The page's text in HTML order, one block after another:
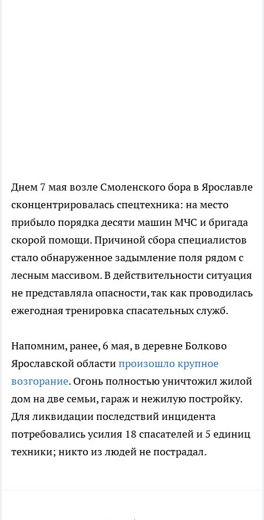
Днем 7 мая возле Смоленского бора в Ярославле
сконцентрировалась спецтехника: на место
прибыло порядка десяти машин МЧС и бригада
скорой помощи. Причиной сбора специалистов
стало обнаруженное задымление поля рядом с
лесным массивом. В действительности ситуация
не представляла опасности, так как проводилась
ежегодная тренировка спасательных служб.
Напомним, ранее, 6 мая, в деревне Болково
Ярославской областипроизошло крупное
возгорание. Огонь полностью уничтожил жилой
дом на две семьи, гараж и нежилую постройку.
Для ликвидации последствий инцидента
потребовались усилия 18 спасателей и 5 единиц
техники; никто из людей не пострадал.